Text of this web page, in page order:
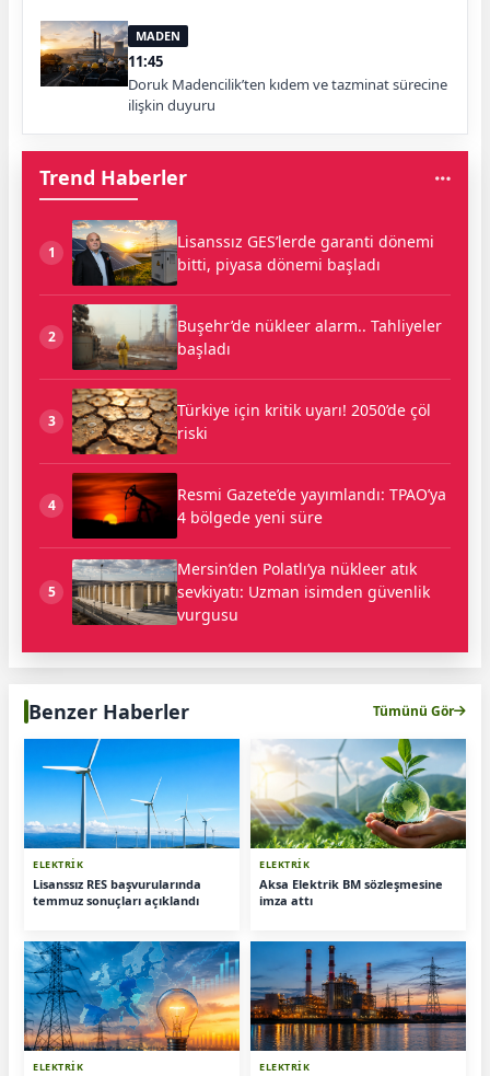
MADEN
11:45
Doruk Madencilik’ten kıdem ve tazminat sürecine
ilişkin duyuru
Trend Haberler
1
Lisanssız GES’lerde garanti dönemi
bitti, piyasa dönemi başladı
2
Buşehr’de nükleer alarm.. Tahliyeler
başladı
3
Türkiye için kritik uyarı! 2050’de çöl
riski
4
Resmi Gazete’de yayımlandı: TPAO’ya
4 bölgede yeni süre
5
Mersin’den Polatlı’ya nükleer atık
sevkiyatı: Uzman isimden güvenlik
vurgusu
Benzer Haberler Tümünü Gör
ELEKTRİK
Lisanssız RES başvurularında
temmuz sonuçları açıklandı
ELEKTRİK
Aksa Elektrik BM sözleşmesine
imza attı
ELEKTRİK ELEKTRİK